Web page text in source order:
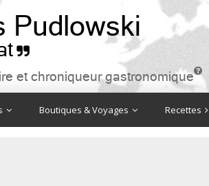
Pudlowski

et chroniqueur gastronomique

Boutiques & Voyages Recettes